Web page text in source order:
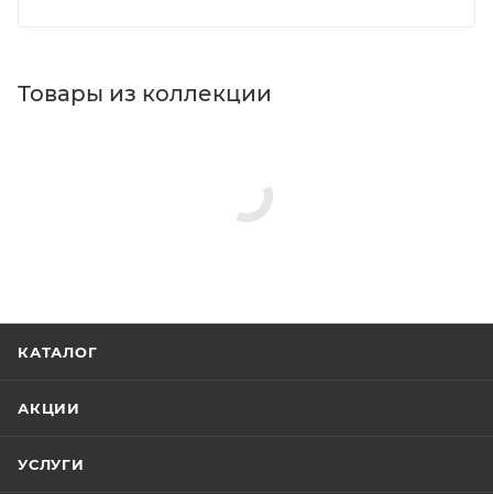
Товары из коллекции
КАТАЛОГ
АКЦИИ
УСЛУГИ